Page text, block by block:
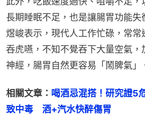
長期睡眠不足，也是讓腸胃功能
煜峻表示，現代人工作忙碌，常常
吞虎嚥，不知不覺吞下大量空氣，
神經，腸胃自然更容易「鬧脾氣」
相關文章： 喝酒忌混搭！研究證5
致中毒　酒+汽水快醉傷胃